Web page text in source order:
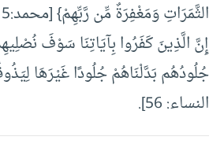
إِنَّ الَّذِينَ كَفَرُوا بِآيَاتِنَا سَوْفَ
جُلُودُهُم بَدَّلْنَاهُمْ جُلُودًا غَيْرَهَا
النساء: 56].